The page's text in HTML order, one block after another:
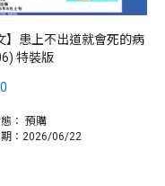
】患上不出道就會死的病
特裝版
： 預購
期：2026/06/22